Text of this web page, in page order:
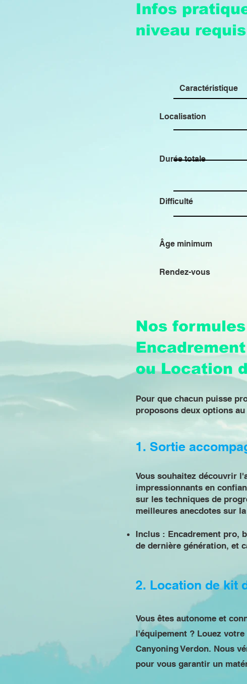
Infos
niveau requis
Caractéristique
Localisation
Durée totale
Difficulté
Âge minimum
Rendez-vous
Nos
ou Location
Pour que chacun puisse
proposons deux options
1. Sortie
Vous souhaitez découvrir
impressionnants en
sur les techniques de
meilleures anecdotes sur
Inclus : Encadrement pro,
de dernière génération, et
2. Location de kit
Vous êtes autonome et
l'équipement ? Louez
Canyoning Verdon. Nous
pour vous garantir un